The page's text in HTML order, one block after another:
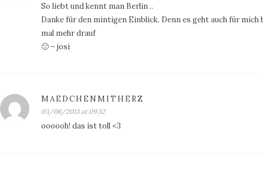
So liebt und kennt man Berlin ..
Danke für den mintigen Einblick. Denn es geht auch für
mal mehr drauf
🙂 – josi
MAEDCHENMITHERZ
03/06/2013 at 09:52
oooooh! das ist toll <3